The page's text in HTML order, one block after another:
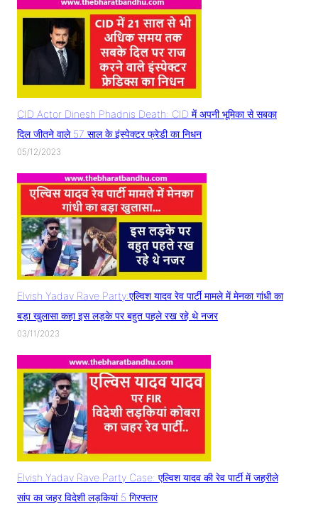
CID Actor Dinesh Phadnis Death: CID में अपनी भूमिका से सबका
दिल जीतने वाले 57 साल के इंस्पेक्टर फ्रेडी का निधन
05/12/2023
Elvish Yadav Rave Party:एल्विश यादव रेव पार्टी मामले में मेनका गांधी का
बड़ा खुलासा कहा इस लड़के पर बहुत पहले रख रहे थे नजर
03/11/2023
Elvish Yadav Rave Party Case: एल्विश यादव की रेव पार्टी में जहरीले
सांप का जहर विदेशी लड़कियां 5 गिरफ्तार